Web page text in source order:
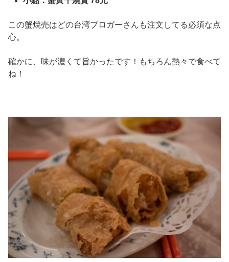
この蟹焼売はどの台湾ブロガーさんも注文してる必須な点
心。
確かに、味が濃くて旨かったです！もちろん熱々で食べて
ね！